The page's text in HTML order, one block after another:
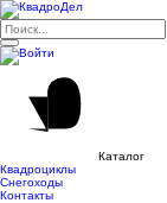
Каталог
Квадроциклы
Снегоходы
Контакты